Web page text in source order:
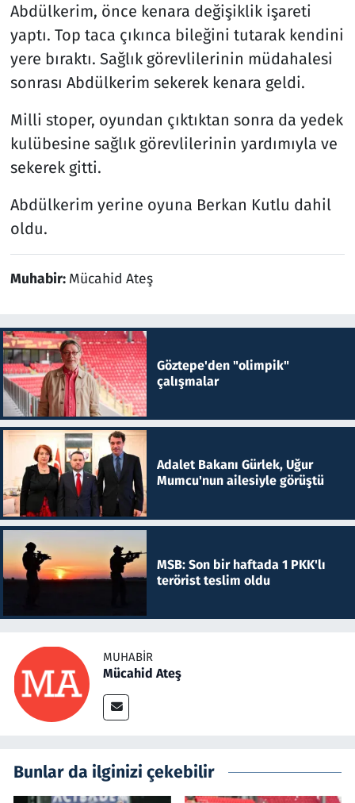
Abdülkerim, önce kenara değişiklik işareti
yaptı. Top taca çıkınca bileğini tutarak kendini
yere bıraktı. Sağlık görevlilerinin müdahalesi
sonrası Abdülkerim sekerek kenara geldi.
Milli stoper, oyundan çıktıktan sonra da yedek
kulübesine sağlık görevlilerinin yardımıyla ve
sekerek gitti.
Abdülkerim yerine oyuna Berkan Kutlu dahil
oldu.
Muhabir: Mücahid Ateş
Göztepe'den "olimpik"
çalışmalar
Adalet Bakanı Gürlek, Uğur
Mumcu'nun ailesiyle görüştü
MSB: Son bir haftada 1 PKK'lı
terörist teslim oldu
MUHABIR
Mücahid Ateş
Bunlar da ilginizi çekebilir
Teknoloji ve Bilim
Televizyon